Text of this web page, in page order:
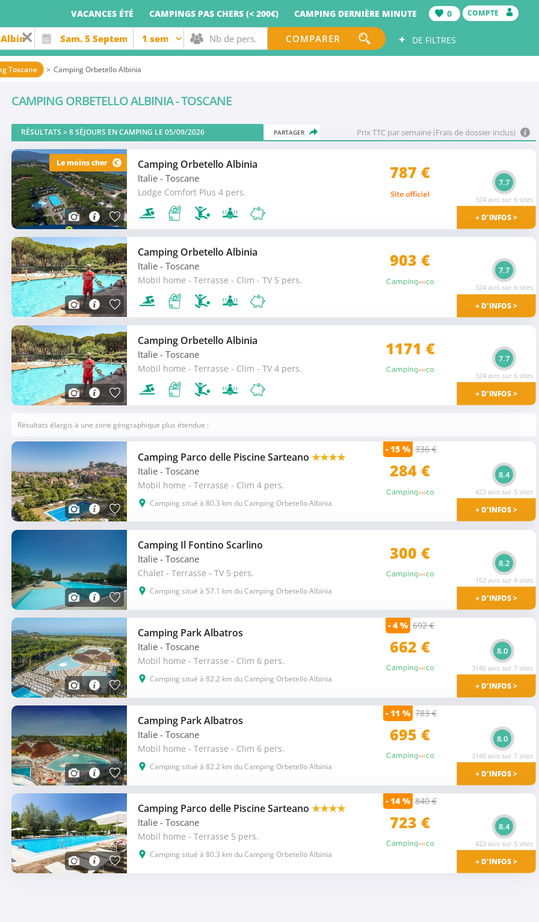
VACANCES ÉTÉ CAMPINGS PAS CHERS (< 200€) CAMPING DERNIÈRE MINUTE 0 COMPTE
COMPARER + DE FILTRES
Toscane Camping Orbetello Albinia
CAMPING ORBETELLO ALBINIA - TOSCANE
RÉSULTATS >8SÉJOURS EN CAMPING LE 05/09/2026 PARTAGER Prix TTC par semaine (Frais de dossier inclus)
Le moins cher Camping Orbetello Albinia
Italie - Toscane
Lodge Comfort Plus 4 pers.
787 €
+ D'INFOS >
7.7
324 avis sur 6 sites
Camping Orbetello Albinia
Italie - Toscane
Mobil home - Terrasse - Clim - TV 5 pers.
903 €
+ D'INFOS >
7.7
324 avis sur 6 sites
Camping Orbetello Albinia
Italie - Toscane
Mobil home - Terrasse - Clim - TV 4 pers.
1171 €
+ D'INFOS >
7.7
324 avis sur 6 sites
Résultats élargis à une zone géographique plus étendue :
Camping Parco delle Piscine Sarteano ★★★★
Italie - Toscane
Mobil home - Terrasse - Clim 4 pers.
Camping situé à 80.3 km du Camping Orbetello Albinia
- 15 % 336 €
284 €
+ D'INFOS >
8.4
423 avis sur 5 sites
Camping Il Fontino Scarlino
Italie - Toscane
Chalet - Terrasse - TV 5 pers.
Camping situé à 57.1 km du Camping Orbetello Albinia
300 €
+ D'INFOS >
8.2
152 avis sur 4 sites
Camping Park Albatros
Italie - Toscane
Mobil home - Terrasse - Clim 6 pers.
Camping situé à 82.2 km du Camping Orbetello Albinia
- 4 % 692 €
662 €
+ D'INFOS >
8.0
3140 avis sur 7 sites
Camping Park Albatros
Italie - Toscane
Mobil home - Terrasse - Clim 6 pers.
Camping situé à 82.2 km du Camping Orbetello Albinia
- 11 % 783 €
695 €
+ D'INFOS >
8.0
3140 avis sur 7 sites
Camping Parco delle Piscine Sarteano ★★★★
Italie - Toscane
Mobil home - Terrasse 5 pers.
Camping situé à 80.3 km du Camping Orbetello Albinia
- 14 % 840 €
723 €
+ D'INFOS >
8.4
423 avis sur 5 sites